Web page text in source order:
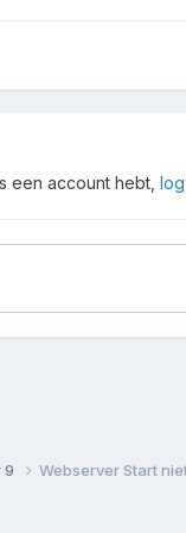
een account hebt,
9 Webserver Start